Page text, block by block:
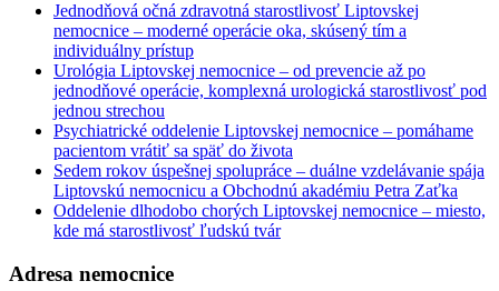
Jednodňová očná zdravotná starostlivosť Liptovskej
nemocnice – moderné operácie oka, skúsený tím a
individuálny prístup
Urológia Liptovskej nemocnice – od prevencie až po
jednodňové operácie, komplexná urologická starostlivosť pod
jednou strechou
Psychiatrické oddelenie Liptovskej nemocnice – pomáhame
pacientom vrátiť sa späť do života
Sedem rokov úspešnej spolupráce – duálne vzdelávanie spája
Liptovskú nemocnicu a Obchodnú akadémiu Petra Zaťka
Oddelenie dlhodobo chorých Liptovskej nemocnice – miesto,
kde má starostlivosť ľudskú tvár
Adresa nemocnice